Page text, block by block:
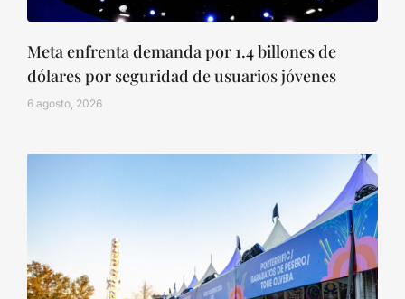
Meta enfrenta demanda por 1.4 billones de
dólares por seguridad de usuarios jóvenes
6 agosto, 2026